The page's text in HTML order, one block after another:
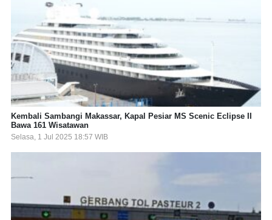
Kembali Sambangi Makassar, Kapal Pesiar MS Scenic Eclipse II
Bawa 161 Wisatawan
Selasa, 1 Jul 2025 18:57 WIB